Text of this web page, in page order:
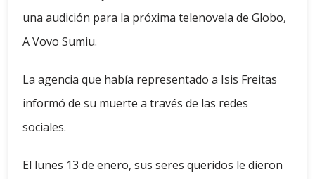
una audición para la próxima telenovela de Globo,
A Vovo Sumiu.
La agencia que había representado a Isis Freitas
informó de su muerte a través de las redes
sociales.
El lunes 13 de enero, sus seres queridos le dieron